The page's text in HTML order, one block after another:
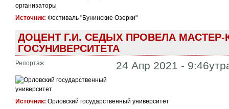
Источник: Фестиваль "Бунинские Озерки"
ДОЦЕНТ Г.И. СЕДЫХ ПРОВЕЛА
ГОСУНИВЕРСИТЕТА
Репортаж 24 Апр 2021 -
Источник: Орловский государственный университет